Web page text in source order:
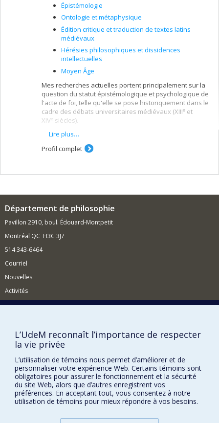
Épistémologie
Ontologie et métaphysique
Édition critique et traduction de textes latins
médiévaux
Hérésies philosophiques et dissidences
intellectuelles
Moyen Âge
Mes recherches actuelles portent principalement sur la
question du statut épistémologique et psychologique de
l'acte de foi, telle qu'elle se pose historiquement dans le
cadre des débats universitaires médiévaux (XIIIe et
XIVe siècles).
Je m'intéresse également aux problèmes d'ontologie et
de métaphysique, notamment au thème des
universaux, ainsi qu'aux discussions médiévales
leur interprétation et analyse dans la perspective d'une
histoire critique de la pensée médiévale.
Lire plus…
Profil complet
Département de philosophie
Pavillon 2910, boul. Édouard-Montpetit
Montréal QC H3C 3J7
514 343-6464
Courriel
Nouvelles
Activités
Plan du site
Accessibilité
FACULTÉ DES ARTS ET DES SCIENCES
Nos départements et écoles
L’UdeM reconnaît l’importance de respecter
la vie privée
L’utilisation de témoins nous permet d’améliorer et de
personnaliser votre expérience Web. Certains témoins sont
obligatoires pour assurer le fonctionnement et la sécurité
du site Web, alors que d’autres enregistrent vos
préférences. En acceptant tout, vous consentez à notre
utilisation de témoins pour mieux répondre à vos besoins.